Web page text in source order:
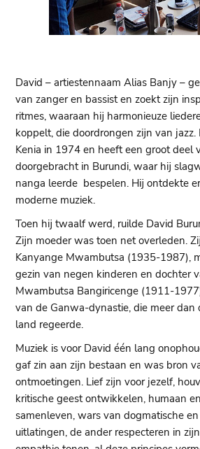
David – artiestennaam Alias Banjy –
van zanger en bassist en zoekt zijn
ritmes, waaraan hij harmonieuze
koppelt, die doordrongen zijn van jazz.
Kenia in 1974 en heeft een groot deel
doorgebracht in Burundi, waar hij
nanga leerde bespelen. Hij ontdekte
moderne muziek.
Toen hij twaalf werd, ruilde David
Zijn moeder was toen net overleden.
Kanyange Mwambutsa (1935-1987),
gezin van negen kinderen en dochter
Mwambutsa Bangiricenge (1911-
van de Ganwa-dynastie, die meer dan
land regeerde.
Muziek is voor David één lang
gaf zin aan zijn bestaan en was bron
ontmoetingen. Lief zijn voor jezelf,
kritische geest ontwikkelen, humaan
samenleven, wars van dogmatische
uitlatingen, de ander respecteren in